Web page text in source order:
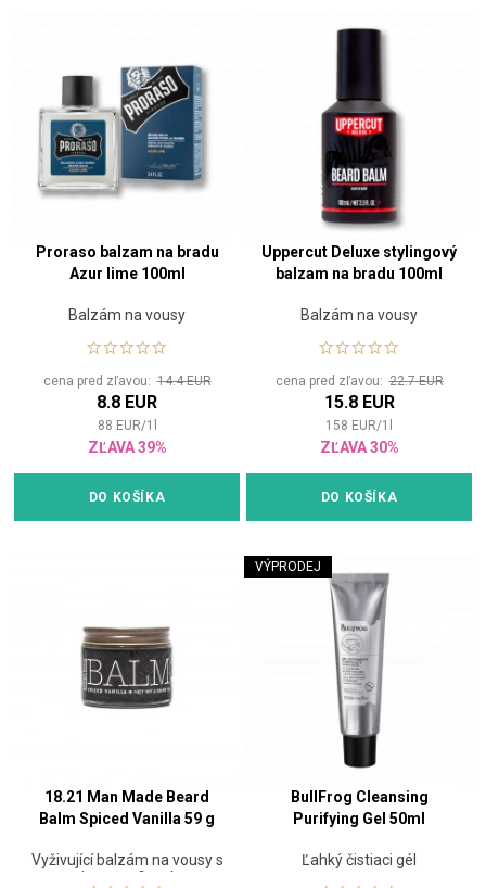
Proraso balzam na bradu
Azur lime 100ml
Balzám na vousy
cena pred zľavou:14.4 EUR
8.8 EUR
88 EUR/1
ZĽAVA 39%
DO KOŠÍKA
Uppercut Deluxe stylingový
balzam na bradu 100ml
Balzám na vousy
cena pred zľavou:22.7 EUR
15.8 EUR
158 EUR/1
ZĽAVA 30%
DO KOŠÍKA
18.21 Man Made Beard
Balm Spiced Vanilla 59 g
Vyživující balzám na vousy s
jemnou fixací
VÝPRODEJ
BullFrog Cleansing
Purifying Gel 50ml
Ľahký čistiaci gél